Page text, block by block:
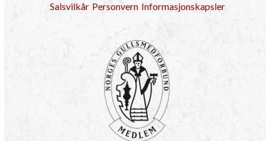
Salsvilkår Personvern Informasjonskapsler